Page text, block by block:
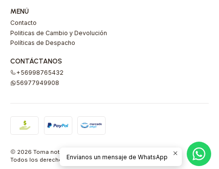
MENÚ
Contacto
Politicas de Cambio y Devolución
Políticas de Despacho
CONTÁCTANOS
+56998765432
56977949908
2026 Toma nota Carlota.
Todos los derechos reservados. Desarrollado por Jumpseller
Envíanos un mensaje de WhatsApp